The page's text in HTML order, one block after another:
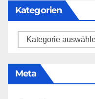
Kategorien
Kategorien
Meta